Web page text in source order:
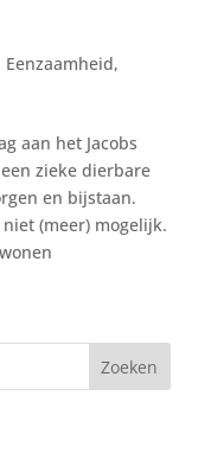
Eenzaamheid,
aan het Jacobs
zieke dierbare
en bijstaan.
(meer) mogelijk.
Zoeken